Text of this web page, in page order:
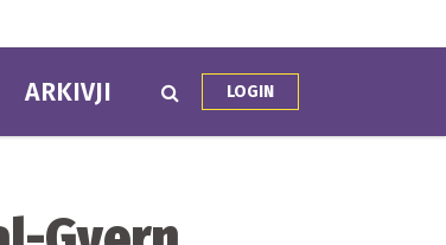
ARKIVJI LOGIN